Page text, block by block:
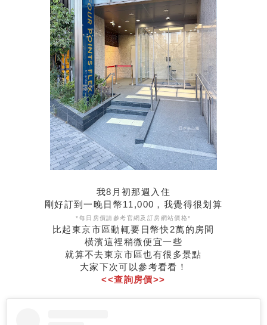
我8月初那週入住
剛好訂到一晚日幣11,000，我覺得很划算
*每日房價請參考官網及訂房網站價格*
比起東京市區動輒要日幣快2萬的房間
橫濱這裡稍微便宜一些
就算不去東京市區也有很多景點
大家下次可以參考看看！
<<查詢房價>>